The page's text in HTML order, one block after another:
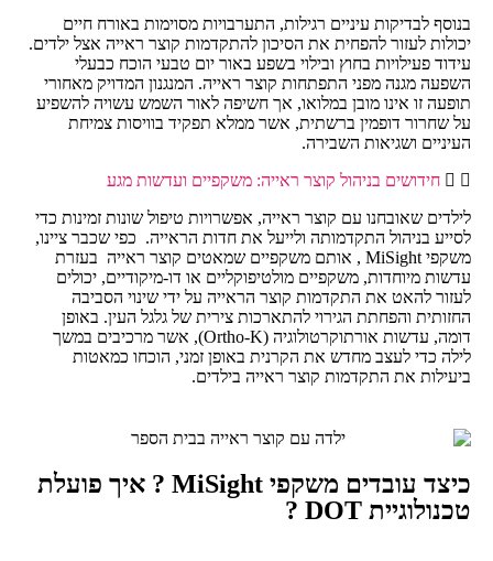
בנוסף לבדיקות עיניים רגילות, התערבויות מסוימות באורח חיים
יכולות לעזור להפחית את הסיכון להתקדמות קוצר ראייה אצל ילדים.
עידוד פעילויות בחוץ ובילוי בשפע באור יום טבעי הוכח כבעלי
השפעה מגנה מפני התפתחות קוצר ראייה. המנגנון המדויק מאחורי
תופעה זו אינו מובן במלואו, אך חשיפה לאור השמש עשויה להשפיע
על שחרור דופמין ברשתית, אשר ממלא תפקיד בוויסות צמיחת
העיניים ושגיאות השבירה.
חידושים בניהול קוצר ראייה: משקפיים ועדשות מגע
לילדים שאובחנו עם קוצר ראייה, אפשרויות טיפול שונות זמינות כדי
לסייע בניהול התקדמותה ולייעל את חדות הראייה. כפי שכבר ציינו,
משקפי MiSight , אותם משקפיים שמאטים קוצר ראייה בעזרת
עדשות מיוחדות, משקפיים מולטיפוקליים או דו-מיקודיים, יכולים
לעזור להאט את התקדמות קוצר הראייה על ידי שינוי הסביבה
החזותית והפחתת הגירוי להתארכות צירית של גלגל העין. באופן
דומה, עדשות אורתוקרטולוגיה (Ortho-K), אשר מרכיבים במשך
לילה כדי לעצב מחדש את הקרנית באופן זמני, הוכחו כמאטות
ביעילות את התקדמות קוצר ראייה בילדים.
כיצד עובדים משקפי MiSight ? איך פועלת
טכנולוגיית DOT ?